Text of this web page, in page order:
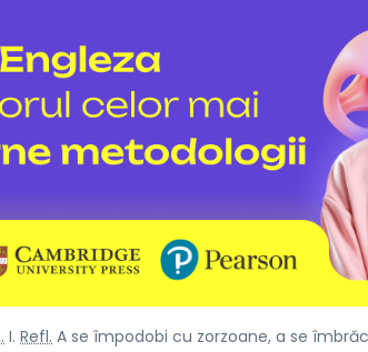
I. Refl. A se împodobi cu zorzoane, a se